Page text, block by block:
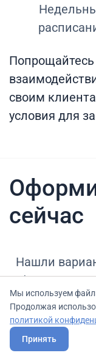
своим
условия для
сейчас
Нашли
об этом, и мы
Мы используем
Продолжая
политикой
Принять